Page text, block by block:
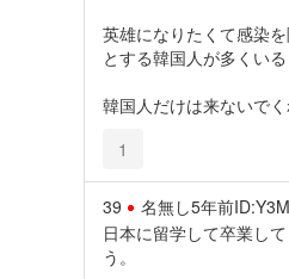
英雄になりたくて感染
とする韓国人が多くい
韓国人だけは来ないで
1
39 名無し5年前
日本に留学して卒業し
う。